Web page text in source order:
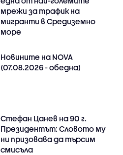
мрежи за трафик на
мигранти в Средиземно
море
Новините на NOVA
(07.08.2026 - обедна)
Стефан Цанев на 90 г.
Президентът: Словото му
ни призовава да търсим
смисъла